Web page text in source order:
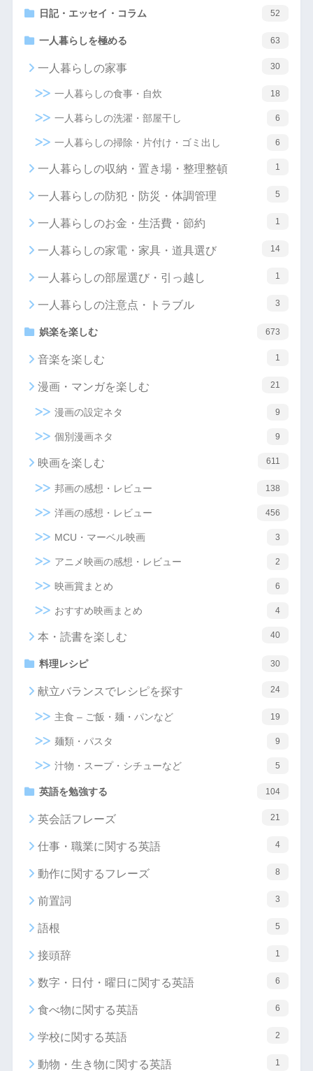
日記・エッセイ・コラム 52
一人暮らしを極める 63
一人暮らしの家事 30
一人暮らしの食事・自炊 18
一人暮らしの洗濯・部屋干し 6
一人暮らしの掃除・片付け・ゴミ出し 6
一人暮らしの収納・置き場・整理整頓 1
一人暮らしの防犯・防災・体調管理 5
一人暮らしのお金・生活費・節約 1
一人暮らしの家電・家具・道具選び 14
一人暮らしの部屋選び・引っ越し 1
一人暮らしの注意点・トラブル 3
娯楽を楽しむ 673
音楽を楽しむ 1
漫画・マンガを楽しむ 21
漫画の設定ネタ 9
個別漫画ネタ 9
映画を楽しむ 611
邦画の感想・レビュー 138
洋画の感想・レビュー 456
MCU・マーベル映画 3
アニメ映画の感想・レビュー 2
映画賞まとめ 6
おすすめ映画まとめ 4
本・読書を楽しむ 40
料理レシピ 30
献立バランスでレシピを探す 24
主食 – ご飯・麺・パンなど 19
麺類・パスタ 9
汁物・スープ・シチューなど 5
英語を勉強する 104
英会話フレーズ 21
仕事・職業に関する英語 4
動作に関するフレーズ 8
前置詞 3
語根 5
接頭辞 1
数字・日付・曜日に関する英語 6
食べ物に関する英語 6
学校に関する英語 2
動物・生き物に関する英語 1